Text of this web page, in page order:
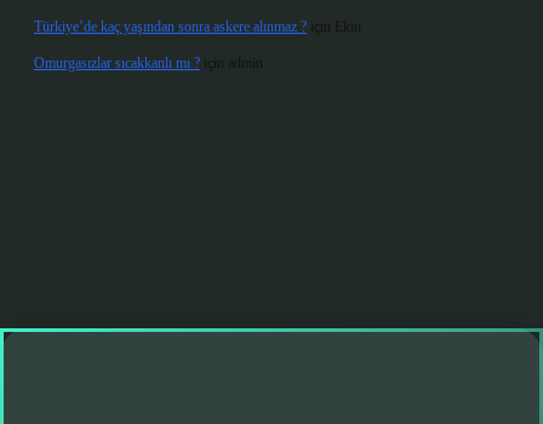
Türkiye’de kaç yaşından sonra askere alınmaz ? için Ekin
Omurgasızlar sıcakkanlı mı ? için admin
giriş